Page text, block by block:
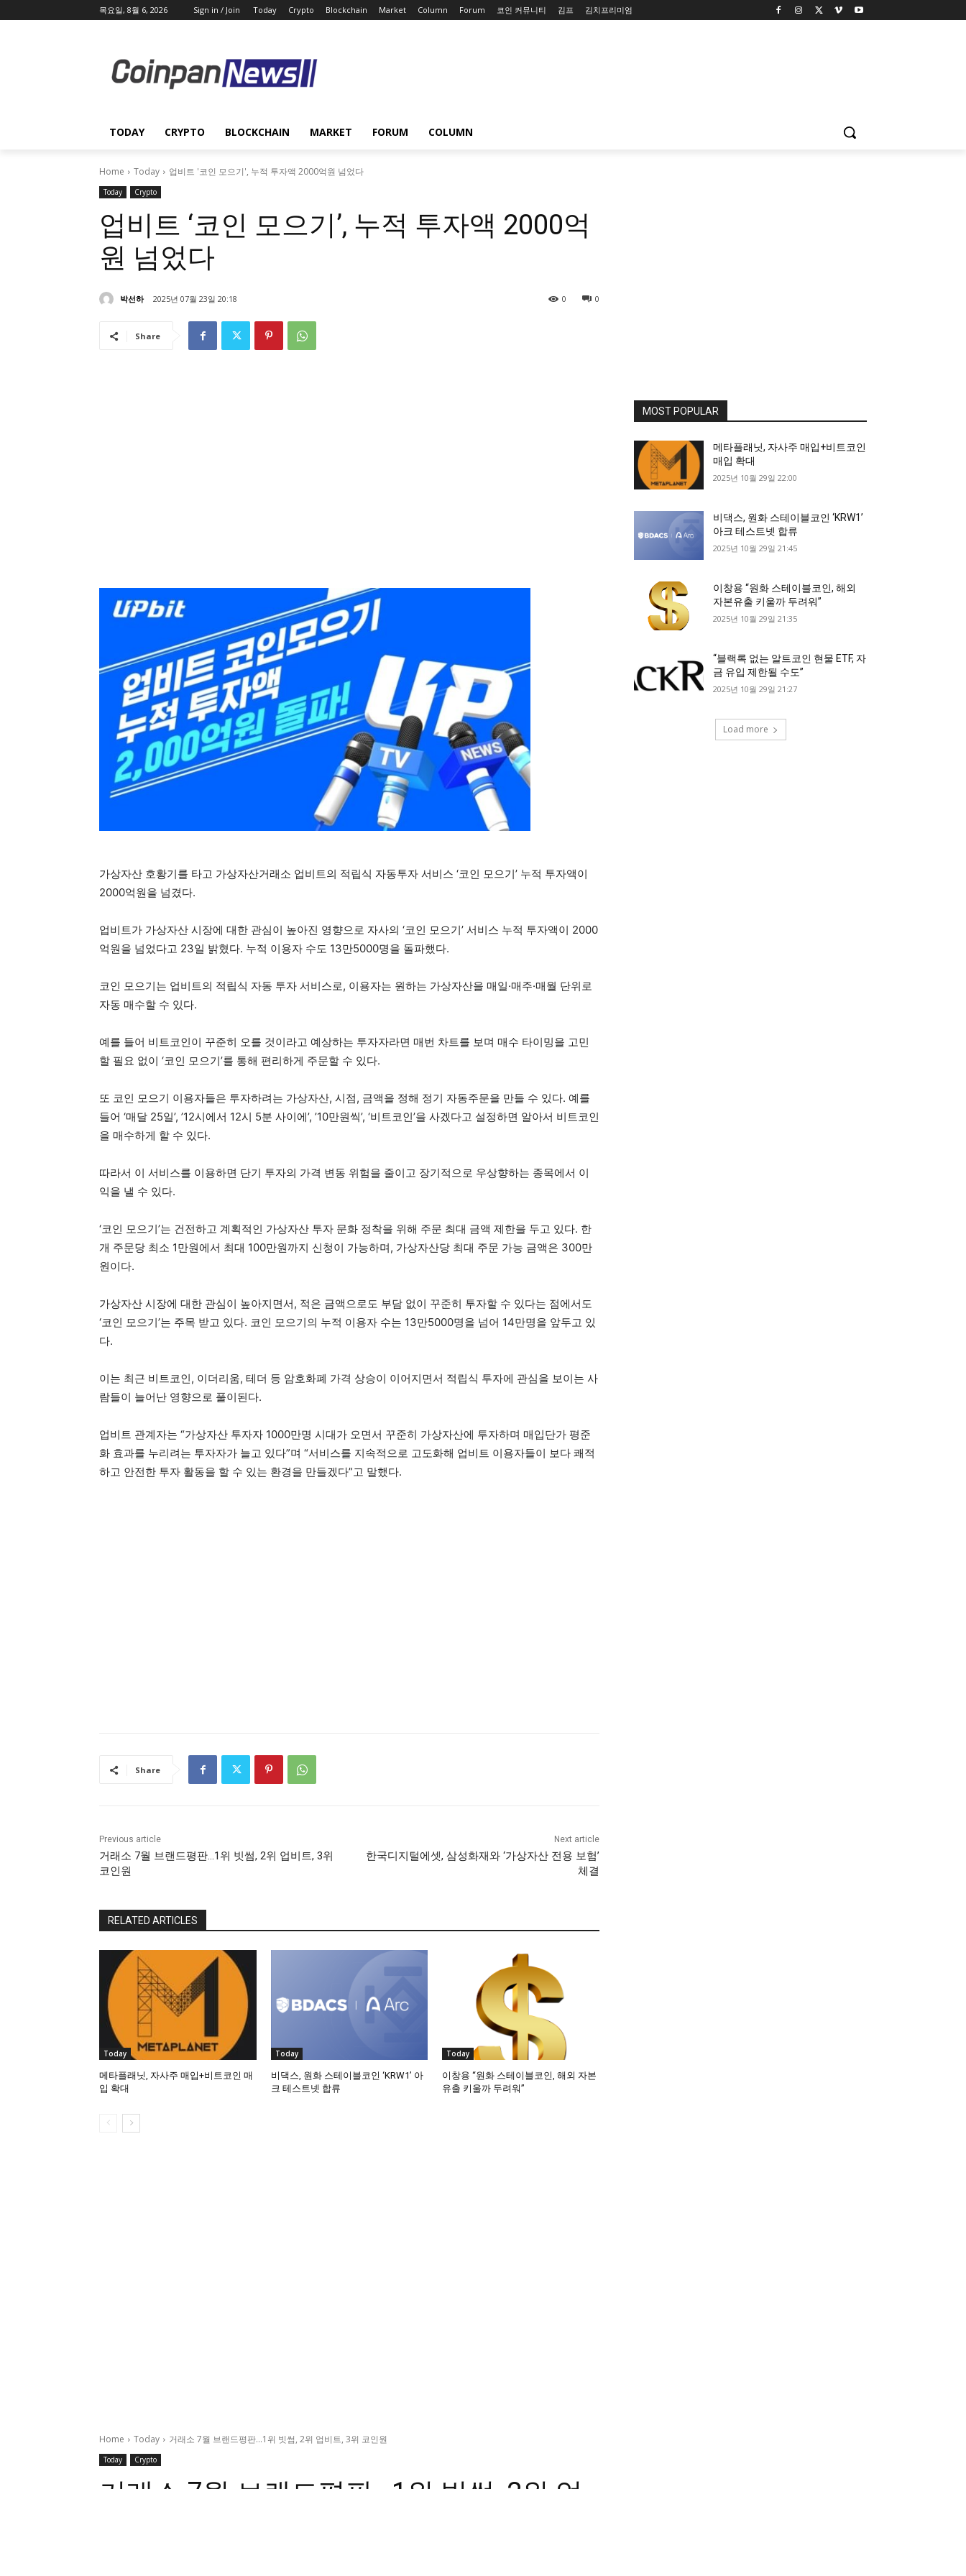
목요일, 8월 6, 2026 Sign in / Join Today Crypto Blockchain Market Column Forum 코인 커뮤니티 김프 김치프리미엄
TODAY CRYPTO BLOCKCHAIN MARKET FORUM COLUMN
Home Today 업비트 '코인 모으기', 누적 투자액 2000억원 넘었다
Today Crypto
업비트 ‘코인 모으기’, 누적 투자액 2000억
원 넘었다
박선하 2025년 07월 23일 20:18 0
0
Share
가상자산 호황기를 타고 가상자산거래소 업비트의 적립식 자동투자 서비스 ‘코인 모으기’ 누적 투자액이
2000억원을 넘겼다.
업비트가 가상자산 시장에 대한 관심이 높아진 영향으로 자사의 ‘코인 모으기’ 서비스 누적 투자액이 2000
억원을 넘었다고 23일 밝혔다. 누적 이용자 수도 13만5000명을 돌파했다.
코인 모으기는 업비트의 적립식 자동 투자 서비스로, 이용자는 원하는 가상자산을 매일·매주·매월 단위로
자동 매수할 수 있다.
예를 들어 비트코인이 꾸준히 오를 것이라고 예상하는 투자자라면 매번 차트를 보며 매수 타이밍을 고민
할 필요 없이 ‘코인 모으기’를 통해 편리하게 주문할 수 있다.
또 코인 모으기 이용자들은 투자하려는 가상자산, 시점, 금액을 정해 정기 자동주문을 만들 수 있다. 예를
들어 ‘매달 25일’, ’12시에서 12시 5분 사이에’, ’10만원씩’, ‘비트코인’을 사겠다고 설정하면 알아서 비트코인
을 매수하게 할 수 있다.
따라서 이 서비스를 이용하면 단기 투자의 가격 변동 위험을 줄이고 장기적으로 우상향하는 종목에서 이
익을 낼 수 있다.
‘코인 모으기’는 건전하고 계획적인 가상자산 투자 문화 정착을 위해 주문 최대 금액 제한을 두고 있다. 한
개 주문당 최소 1만원에서 최대 100만원까지 신청이 가능하며, 가상자산당 최대 주문 가능 금액은 300만
원이다.
가상자산 시장에 대한 관심이 높아지면서, 적은 금액으로도 부담 없이 꾸준히 투자할 수 있다는 점에서도
‘코인 모으기’는 주목 받고 있다. 코인 모으기의 누적 이용자 수는 13만5000명을 넘어 14만명을 앞두고 있
다.
이는 최근 비트코인, 이더리움, 테더 등 암호화폐 가격 상승이 이어지면서 적립식 투자에 관심을 보이는 사
람들이 늘어난 영향으로 풀이된다.
업비트 관계자는 “가상자산 투자자 1000만명 시대가 오면서 꾸준히 가상자산에 투자하며 매입단가 평준
화 효과를 누리려는 투자자가 늘고 있다”며 “서비스를 지속적으로 고도화해 업비트 이용자들이 보다 쾌적
하고 안전한 투자 활동을 할 수 있는 환경을 만들겠다”고 말했다.
Share
Previous article
거래소 7월 브랜드평판…1위 빗썸, 2위 업비트, 3위
코인원
Next article
한국디지털에셋, 삼성화재와 ‘가상자산 전용 보험’
체결
RELATED ARTICLES
Today
메타플래닛, 자사주 매입+비트코인 매
입 확대
Today
비댁스, 원화 스테이블코인 ‘KRW1’ 아
크 테스트넷 합류
Today
이창용 “원화 스테이블코인, 해외 자본
유출 키울까 두려워”
MOST POPULAR
메타플래닛, 자사주 매입+비트코인
매입 확대
2025년 10월 29일 22:00
비댁스, 원화 스테이블코인 ‘KRW1’
아크 테스트넷 합류
2025년 10월 29일 21:45
이창용 “원화 스테이블코인, 해외
자본유출 키울까 두려워”
2025년 10월 29일 21:35
“블랙록 없는 알트코인 현물 ETF, 자
금 유입 제한될 수도”
2025년 10월 29일 21:27
Load more